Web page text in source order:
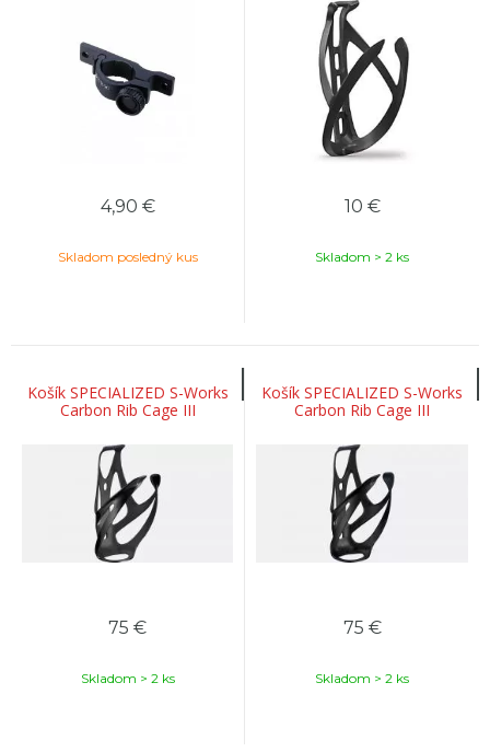
4,90 €
Skladom posledný kus
10 €
Skladom > 2 ks
Košík SPECIALIZED S-Works
Carbon Rib Cage III
Carbon/Gloss Black
75 €
Skladom > 2 ks
Košík SPECIALIZED S-Works
Carbon Rib Cage III
Carbon/Matte Black
75 €
Skladom > 2 ks